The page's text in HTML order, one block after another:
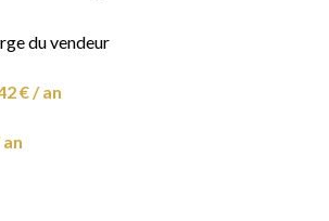
du vendeur
€ / an